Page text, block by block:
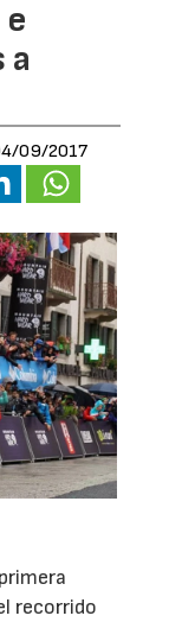
a
09/2017
recorrido